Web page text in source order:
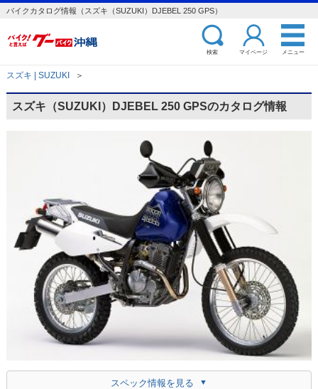
バイクカタログ情報（スズキ（SUZUKI）DJEBEL 250 GPS）
検索 マイページ メニュー
スズキ | SUZUKI ＞
スズキ（SUZUKI）DJEBEL 250 GPSのカタログ情報
スペック情報を見る